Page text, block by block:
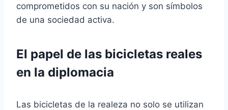
comprometidos con su nación y son símbolos
de una sociedad activa.
El papel de las bicicletas reales
en la diplomacia
Las bicicletas de la realeza no solo se utilizan